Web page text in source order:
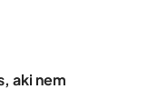
aki nem